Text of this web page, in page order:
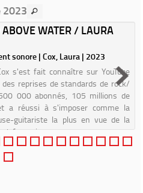
2023
WATER / LAURA
sonore | Cox, Laura | 2023
s'est fait connaître sur YouTube
des reprises de standards de rock/
000 abonnés, 105 millions de
a réussi à s'imposer comme la
guitariste la plus en vue de la
française, g...